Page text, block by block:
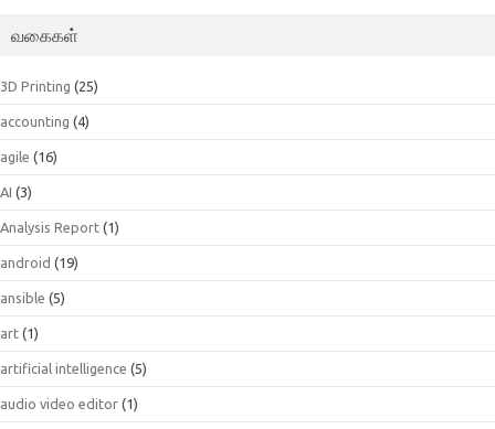
வகைகள்
3D Printing (25)
accounting (4)
agile (16)
AI (3)
Analysis Report (1)
android (19)
ansible (5)
art (1)
artificial intelligence (5)
audio video editor (1)